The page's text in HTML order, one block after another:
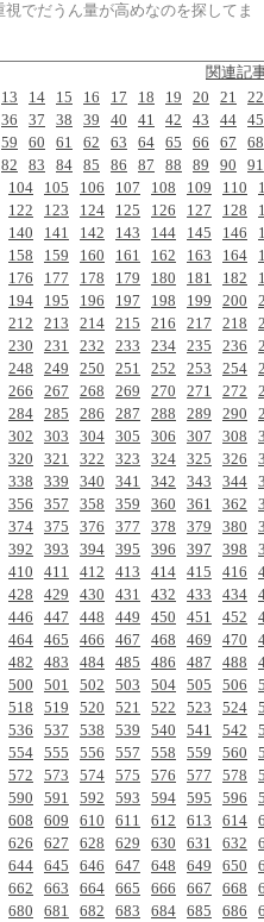
でだうん量が高めなのを探してま
関連記
13 14 15 16 17 18 19 20 21 22
36 37 38 39 40 41 42 43 44 45
59 60 61 62 63 64 65 66 67 68
82 83 84 85 86 87 88 89 90 91
104 105 106 107 108 109 110
122 123 124 125 126 127 128
140 141 142 143 144 145 146
158 159 160 161 162 163 164
176 177 178 179 180 181 182
194 195 196 197 198 199 200
212 213 214 215 216 217 218
230 231 232 233 234 235 236
248 249 250 251 252 253 254
266 267 268 269 270 271 272
284 285 286 287 288 289 290
302 303 304 305 306 307 308
320 321 322 323 324 325 326
338 339 340 341 342 343 344
356 357 358 359 360 361 362
374 375 376 377 378 379 380
392 393 394 395 396 397 398
410 411 412 413 414 415 416
428 429 430 431 432 433 434
446 447 448 449 450 451 452
464 465 466 467 468 469 470
482 483 484 485 486 487 488
500 501 502 503 504 505 506
518 519 520 521 522 523 524
536 537 538 539 540 541 542
554 555 556 557 558 559 560
572 573 574 575 576 577 578
590 591 592 593 594 595 596
608 609 610 611 612 613 614
626 627 628 629 630 631 632
644 645 646 647 648 649 650
662 663 664 665 666 667 668
680 681 682 683 684 685 686